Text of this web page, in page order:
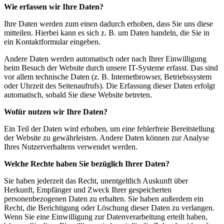
Wie erfassen wir Ihre Daten?
Ihre Daten werden zum einen dadurch erhoben, dass Sie uns diese
mitteilen. Hierbei kann es sich z. B. um Daten handeln, die Sie in
ein Kontaktformular eingeben.
Andere Daten werden automatisch oder nach Ihrer Einwilligung
beim Besuch der Website durch unsere IT-Systeme erfasst. Das sind
vor allem technische Daten (z. B. Internetbrowser, Betriebssystem
oder Uhrzeit des Seitenaufrufs). Die Erfassung dieser Daten erfolgt
automatisch, sobald Sie diese Website betreten.
Wofür nutzen wir Ihre Daten?
Ein Teil der Daten wird erhoben, um eine fehlerfreie Bereitstellung
der Website zu gewährleisten. Andere Daten können zur Analyse
Ihres Nutzerverhaltens verwendet werden.
Welche Rechte haben Sie bezüglich Ihrer Daten?
Sie haben jederzeit das Recht, unentgeltlich Auskunft über
Herkunft, Empfänger und Zweck Ihrer gespeicherten
personenbezogenen Daten zu erhalten. Sie haben außerdem ein
Recht, die Berichtigung oder Löschung dieser Daten zu verlangen.
Wenn Sie eine Einwilligung zur Datenverarbeitung erteilt haben,